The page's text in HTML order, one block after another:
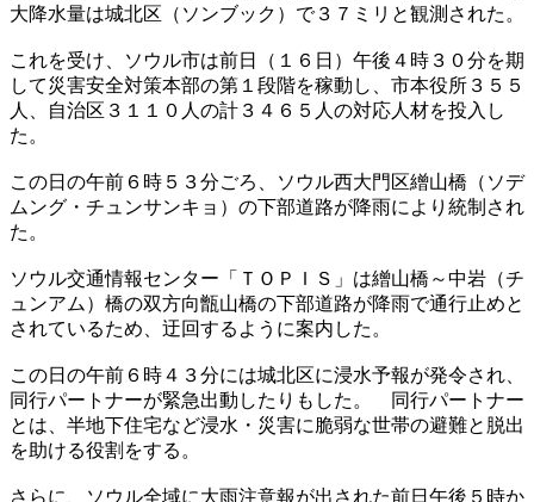
大降水量は城北区（ソンブック）で３７ミリと観測された。
これを受け、ソウル市は前日（１６日）午後４時３０分を期
して災害安全対策本部の第１段階を稼動し、市本役所３５５
人、自治区３１１０人の計３４６５人の対応人材を投入し
た。
この日の午前６時５３分ごろ、ソウル西大門区繒山橋（ソデ
ムング・チュンサンキョ）の下部道路が降雨により統制され
た。
ソウル交通情報センター「ＴＯＰＩＳ」は繒山橋～中岩（チ
ュンアム）橋の双方向甑山橋の下部道路が降雨で通行止めと
されているため、迂回するように案内した。
この日の午前６時４３分には城北区に浸水予報が発令され、
同行パートナーが緊急出動したりもした。 同行パートナー
とは、半地下住宅など浸水・災害に脆弱な世帯の避難と脱出
を助ける役割をする。
さらに、ソウル全域に大雨注意報が出された前日午後５時か